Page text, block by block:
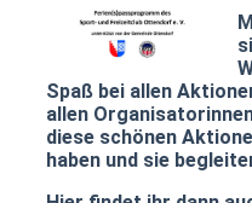
Spaß bei allen
allen
diese schönen
haben und sie